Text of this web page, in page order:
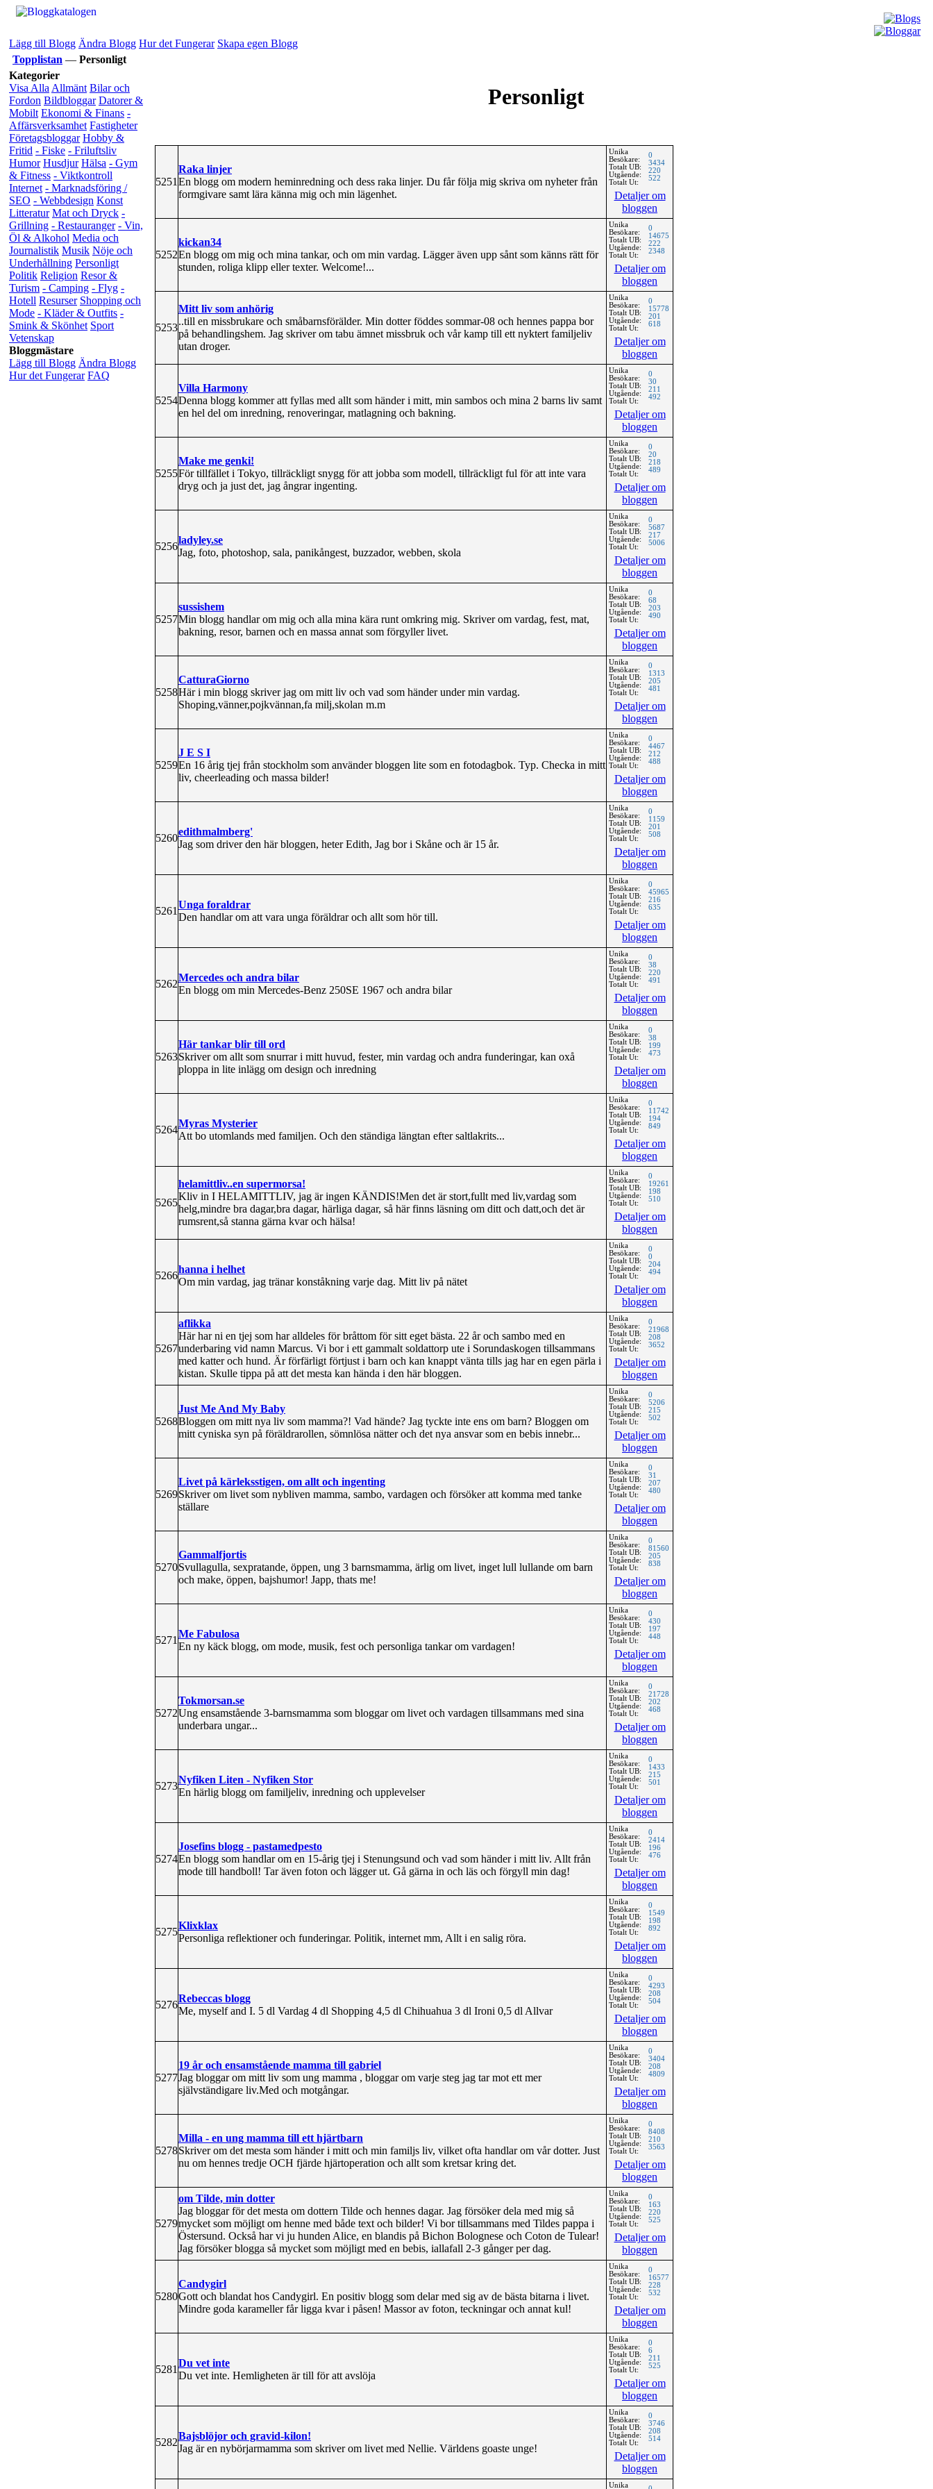
Lägg till Blogg Ändra Blogg Hur det Fungerar Skapa egen Blogg
Topplistan — Personligt
Kategorier
Visa Alla Allmänt Bilar och
Fordon Bildbloggar Datorer &
Mobilt Ekonomi & Finans -
Affärsverksamhet Fastigheter
Företagsbloggar Hobby &
Fritid - Fiske - Friluftsliv
Humor Husdjur Hälsa - Gym
& Fitness - Viktkontroll
Internet - Marknadsföring /
SEO - Webbdesign Konst
Litteratur Mat och Dryck -
Grillning - Restauranger - Vin,
Öl & Alkohol Media och
Journalistik Musik Nöje och
Underhållning Personligt
Politik Religion Resor &
Turism - Camping - Flyg -
Hotell Resurser Shopping och
Mode - Kläder & Outfits -
Smink & Skönhet Sport
Vetenskap
Bloggmästare
Lägg till Blogg Ändra Blogg
Hur det Fungerar FAQ
Personligt
5251
Raka linjer
En blogg om modern heminredning och dess raka linjer. Du får följa mig skriva om nyheter från
formgivare samt lära känna mig och min lägenhet.
Unika
Besökare:
Totalt UB:
Utgående:
Totalt Ut:
0
3434
220
522
Detaljer om
bloggen
5252
kickan34
En blogg om mig och mina tankar, och om min vardag. Lägger även upp sånt som känns rätt för
stunden, roliga klipp eller texter. Welcome!...
Unika
Besökare:
Totalt UB:
Utgående:
Totalt Ut:
0
14675
222
2348
Detaljer om
bloggen
5253
Mitt liv som anhörig
..till en missbrukare och småbarnsförälder. Min dotter föddes sommar-08 och hennes pappa bor
på behandlingshem. Jag skriver om tabu ämnet missbruk och vår kamp till ett nyktert familjeliv
utan droger.
Unika
Besökare:
Totalt UB:
Utgående:
Totalt Ut:
0
15778
201
618
Detaljer om
bloggen
5254
Villa Harmony
Denna blogg kommer att fyllas med allt som händer i mitt, min sambos och mina 2 barns liv samt
en hel del om inredning, renoveringar, matlagning och bakning.
Unika
Besökare:
Totalt UB:
Utgående:
Totalt Ut:
0
30
211
492
Detaljer om
bloggen
5255
Make me genki!
För tillfället i Tokyo, tillräckligt snygg för att jobba som modell, tillräckligt ful för att inte vara
dryg och ja just det, jag ångrar ingenting.
Unika
Besökare:
Totalt UB:
Utgående:
Totalt Ut:
0
20
218
489
Detaljer om
bloggen
5256
ladyley.se
Jag, foto, photoshop, sala, panikångest, buzzador, webben, skola
Unika
Besökare:
Totalt UB:
Utgående:
Totalt Ut:
0
5687
217
5006
Detaljer om
bloggen
5257
sussishem
Min blogg handlar om mig och alla mina kära runt omkring mig. Skriver om vardag, fest, mat,
bakning, resor, barnen och en massa annat som förgyller livet.
Unika
Besökare:
Totalt UB:
Utgående:
Totalt Ut:
0
68
203
490
Detaljer om
bloggen
5258
CatturaGiorno
Här i min blogg skriver jag om mitt liv och vad som händer under min vardag.
Shoping,vänner,pojkvännan,fa milj,skolan m.m
Unika
Besökare:
Totalt UB:
Utgående:
Totalt Ut:
0
1313
205
481
Detaljer om
bloggen
5259
J E S I
En 16 årig tjej från stockholm som använder bloggen lite som en fotodagbok. Typ. Checka in mitt
liv, cheerleading och massa bilder!
Unika
Besökare:
Totalt UB:
Utgående:
Totalt Ut:
0
4467
212
488
Detaljer om
bloggen
5260
edithmalmberg'
Jag som driver den här bloggen, heter Edith, Jag bor i Skåne och är 15 år.
Unika
Besökare:
Totalt UB:
Utgående:
Totalt Ut:
0
1159
201
508
Detaljer om
bloggen
5261
Unga foraldrar
Den handlar om att vara unga föräldrar och allt som hör till.
Unika
Besökare:
Totalt UB:
Utgående:
Totalt Ut:
0
45965
216
635
Detaljer om
bloggen
5262
Mercedes och andra bilar
En blogg om min Mercedes-Benz 250SE 1967 och andra bilar
Unika
Besökare:
Totalt UB:
Utgående:
Totalt Ut:
0
38
220
491
Detaljer om
bloggen
5263
Här tankar blir till ord
Skriver om allt som snurrar i mitt huvud, fester, min vardag och andra funderingar, kan oxå
ploppa in lite inlägg om design och inredning
Unika
Besökare:
Totalt UB:
Utgående:
Totalt Ut:
0
38
199
473
Detaljer om
bloggen
5264
Myras Mysterier
Att bo utomlands med familjen. Och den ständiga längtan efter saltlakrits...
Unika
Besökare:
Totalt UB:
Utgående:
Totalt Ut:
0
11742
194
849
Detaljer om
bloggen
5265
helamittliv..en supermorsa!
Kliv in I HELAMITTLIV, jag är ingen KÄNDIS!Men det är stort,fullt med liv,vardag som
helg,mindre bra dagar,bra dagar, härliga dagar, så här finns läsning om ditt och datt,och det är
rumsrent,så stanna gärna kvar och hälsa!
Unika
Besökare:
Totalt UB:
Utgående:
Totalt Ut:
0
19261
198
510
Detaljer om
bloggen
5266
hanna i helhet
Om min vardag, jag tränar konståkning varje dag. Mitt liv på nätet
Unika
Besökare:
Totalt UB:
Utgående:
Totalt Ut:
0
0
204
494
Detaljer om
bloggen
5267
aflikka
Här har ni en tjej som har alldeles för bråttom för sitt eget bästa. 22 år och sambo med en
underbaring vid namn Marcus. Vi bor i ett gammalt soldattorp ute i Sorundaskogen tillsammans
med katter och hund. Är förfärligt förtjust i barn och kan knappt vänta tills jag har en egen pärla i
kistan. Skulle tippa på att det mesta kan hända i den här bloggen.
Unika
Besökare:
Totalt UB:
Utgående:
Totalt Ut:
0
21968
208
3652
Detaljer om
bloggen
5268
Just Me And My Baby
Bloggen om mitt nya liv som mamma?! Vad hände? Jag tyckte inte ens om barn? Bloggen om
mitt cyniska syn på föräldrarollen, sömnlösa nätter och det nya ansvar som en bebis innebr...
Unika
Besökare:
Totalt UB:
Utgående:
Totalt Ut:
0
5206
215
502
Detaljer om
bloggen
5269
Livet på kärleksstigen, om allt och ingenting
Skriver om livet som nybliven mamma, sambo, vardagen och försöker att komma med tanke
ställare
Unika
Besökare:
Totalt UB:
Utgående:
Totalt Ut:
0
31
207
480
Detaljer om
bloggen
5270
Gammalfjortis
Svullagulla, sexpratande, öppen, ung 3 barnsmamma, ärlig om livet, inget lull lullande om barn
och make, öppen, bajshumor! Japp, thats me!
Unika
Besökare:
Totalt UB:
Utgående:
Totalt Ut:
0
81560
205
838
Detaljer om
bloggen
5271
Me Fabulosa
En ny käck blogg, om mode, musik, fest och personliga tankar om vardagen!
Unika
Besökare:
Totalt UB:
Utgående:
Totalt Ut:
0
430
197
448
Detaljer om
bloggen
5272
Tokmorsan.se
Ung ensamstående 3-barnsmamma som bloggar om livet och vardagen tillsammans med sina
underbara ungar...
Unika
Besökare:
Totalt UB:
Utgående:
Totalt Ut:
0
21728
202
468
Detaljer om
bloggen
5273
Nyfiken Liten - Nyfiken Stor
En härlig blogg om familjeliv, inredning och upplevelser
Unika
Besökare:
Totalt UB:
Utgående:
Totalt Ut:
0
1433
215
501
Detaljer om
bloggen
5274
Josefins blogg - pastamedpesto
En blogg som handlar om en 15-årig tjej i Stenungsund och vad som händer i mitt liv. Allt från
mode till handboll! Tar även foton och lägger ut. Gå gärna in och läs och förgyll min dag!
Unika
Besökare:
Totalt UB:
Utgående:
Totalt Ut:
0
2414
196
476
Detaljer om
bloggen
5275
Klixklax
Personliga reflektioner och funderingar. Politik, internet mm, Allt i en salig röra.
Unika
Besökare:
Totalt UB:
Utgående:
Totalt Ut:
0
1549
198
892
Detaljer om
bloggen
5276
Rebeccas blogg
Me, myself and I. 5 dl Vardag 4 dl Shopping 4,5 dl Chihuahua 3 dl Ironi 0,5 dl Allvar
Unika
Besökare:
Totalt UB:
Utgående:
Totalt Ut:
0
4293
208
504
Detaljer om
bloggen
5277
19 år och ensamstående mamma till gabriel
Jag bloggar om mitt liv som ung mamma , bloggar om varje steg jag tar mot ett mer
självständigare liv.Med och motgångar.
Unika
Besökare:
Totalt UB:
Utgående:
Totalt Ut:
0
3404
208
4809
Detaljer om
bloggen
5278
Milla - en ung mamma till ett hjärtbarn
Skriver om det mesta som händer i mitt och min familjs liv, vilket ofta handlar om vår dotter. Just
nu om hennes tredje OCH fjärde hjärtoperation och allt som kretsar kring det.
Unika
Besökare:
Totalt UB:
Utgående:
Totalt Ut:
0
8408
210
3563
Detaljer om
bloggen
5279
om Tilde, min dotter
Jag bloggar för det mesta om dottern Tilde och hennes dagar. Jag försöker dela med mig så
mycket som möjligt om henne med både text och bilder! Vi bor tillsammans med Tildes pappa i
Östersund. Också har vi ju hunden Alice, en blandis på Bichon Bolognese och Coton de Tulear!
Jag försöker blogga så mycket som möjligt med en bebis, iallafall 2-3 gånger per dag.
Unika
Besökare:
Totalt UB:
Utgående:
Totalt Ut:
0
163
220
525
Detaljer om
bloggen
5280
Candygirl
Gott och blandat hos Candygirl. En positiv blogg som delar med sig av de bästa bitarna i livet.
Mindre goda karameller får ligga kvar i påsen! Massor av foton, teckningar och annat kul!
Unika
Besökare:
Totalt UB:
Utgående:
Totalt Ut:
0
16577
228
532
Detaljer om
bloggen
5281
Du vet inte
Du vet inte. Hemligheten är till för att avslöja
Unika
Besökare:
Totalt UB:
Utgående:
Totalt Ut:
0
6
211
525
Detaljer om
bloggen
5282
Bajsblöjor och gravid-kilon!
Jag är en nybörjarmamma som skriver om livet med Nellie. Världens goaste unge!
Unika
Besökare:
Totalt UB:
Utgående:
Totalt Ut:
0
3746
208
514
Detaljer om
bloggen
Unika